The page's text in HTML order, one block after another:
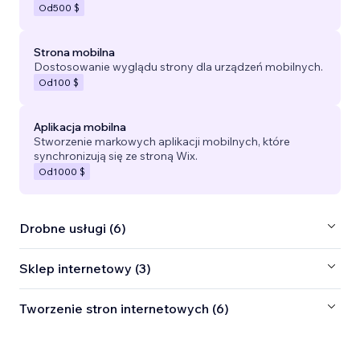
Od500 $
Strona mobilna
Dostosowanie wyglądu strony dla urządzeń mobilnych.
Od100 $
Aplikacja mobilna
Stworzenie markowych aplikacji mobilnych, które
synchronizują się ze stroną Wix.
Od1000 $
Drobne usługi (6)
Sklep internetowy (3)
Tworzenie stron internetowych (6)